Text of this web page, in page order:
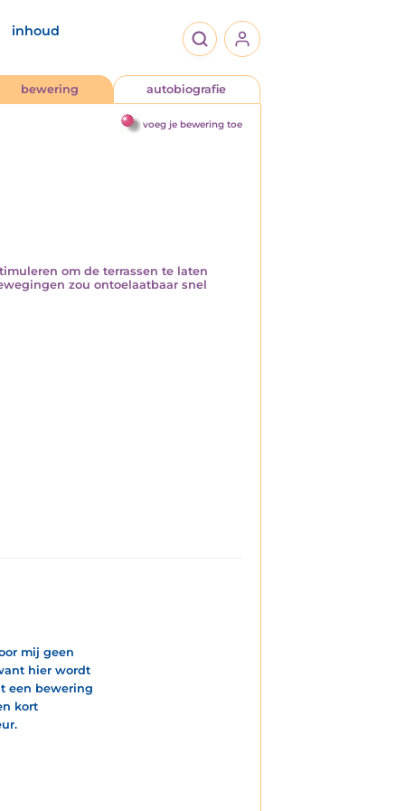
inhoud
bewering autobiografie
voeg je bewering toe
om de terrassen te laten
zou ontoelaatbaar snel
mij geen
hier wordt
een bewering
kort